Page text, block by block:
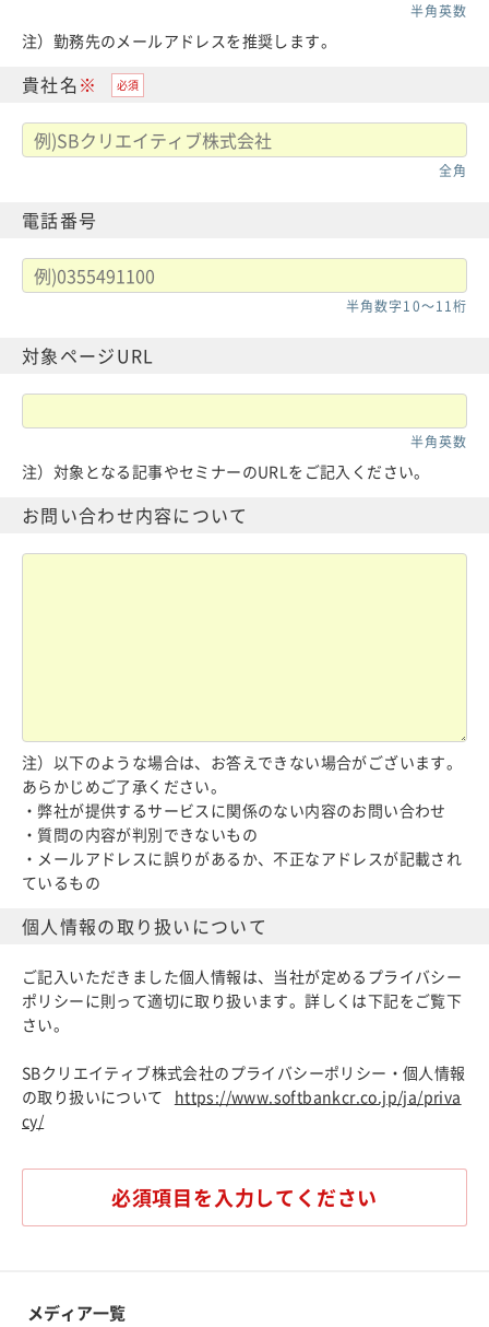
半角英数
注）勤務先のメールアドレスを推奨します。
貴社名
全角
電話番号
半角数字10〜11桁
対象ページURL
半角英数
注）対象となる記事やセミナーのURLをご記入ください。
お問い合わせ内容について
注）以下のような場合は、お答えできない場合がございます。
あらかじめご了承ください。
・弊社が提供するサービスに関係のない内容のお問い合わせ
・質問の内容が判別できないもの
・メールアドレスに誤りがあるか、不正なアドレスが記載され
ているもの
個人情報の取り扱い について
ご記入いただきました個人情報は、当社が定めるプライバシー
ポリシーに則って適切に取り扱います。詳しくは下記をご覧下
さい。
SBクリエイティブ株式会社のプライバシーポリシー・個人情報
の取り扱いについて https://www.softbankcr.co.jp/ja/priva
cy/
必須項目を入力してください
メディア一覧